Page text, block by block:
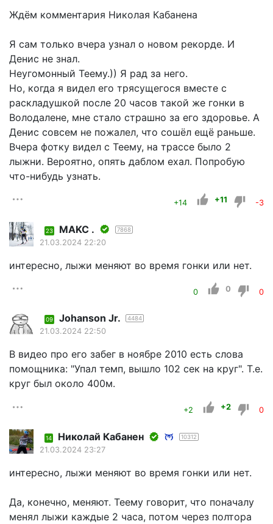
Ждём комментария Николая Кабанена
Я сам только вчера узнал о новом рекорде. И
Денис не знал.
Неугомонный Теему.)) Я рад за него.
Но, когда я видел его трясущегося вместе с
раскладушкой после 20 часов такой же гонки в
Володалене, мне стало страшно за его здоровье. А
Денис совсем не пожалел, что сошёл ещё раньше.
Вчера фотку видел с Теему, на трассе было 2
лыжни. Вероятно, опять даблом ехал. Попробую
что-нибудь узнать.
+14 +11 -3
23 MAKC . 7868
21.03.2024 22:20
интересно, лыжи меняют во время гонки или нет.
0 0 0
09 Johanson Jr. 4484
21.03.2024 22:50
В видео про его забег в ноябре 2010 есть слова
помощника: "Упал темп, вышло 102 сек на круг". Т.е.
круг был около 400м.
+2 +2 0
14 Николай Кабанен 10312
21.03.2024 23:27
интересно, лыжи меняют во время гонки или нет.
Да, конечно, меняют. Теему говорит, что поначалу
менял лыжи каждые 2 часа, потом через полтора